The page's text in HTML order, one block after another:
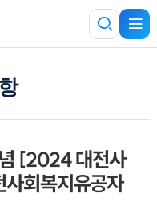
[2024 대전사
회복지유공자